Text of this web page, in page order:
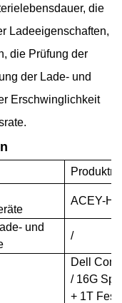
die
Ladeeigenschaften,
die Prüfung der
der Lade- und
Erschwinglichkeit
ACEY-
und
/
Dell
/ 16G
+ 1T